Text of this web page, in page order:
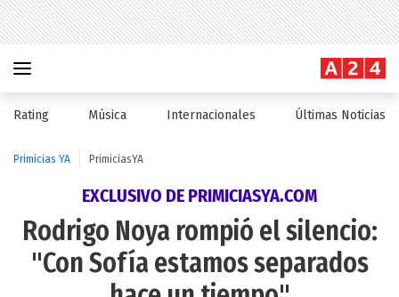
Rating Música Internacionales Últimas Noticias
Primicias YA PrimiciasYA
EXCLUSIVO DE PRIMICIASYA.COM
Rodrigo Noya rompió el silencio:
"Con Sofía estamos separados